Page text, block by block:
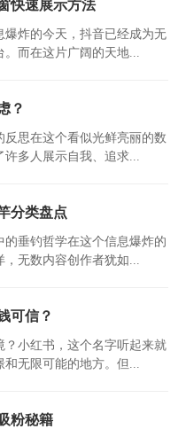
快速展示方法
炸的今天，抖音已经成为无
而在这片广阔的天地...
？
思在这个看似光鲜亮丽的数
多人展示自我、追求...
分类盘点
垂钓哲学在这个信息爆炸的
无数内容创作者犹如...
可信？
小红书，这个名字听起来就
无限可能的地方。但...
粉秘籍